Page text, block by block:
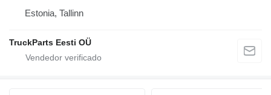
Estonia, Tallinn
TruckParts Eesti OÜ